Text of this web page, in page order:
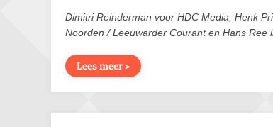
Dimitri Reinderman voor HDC Media, Henk
Noorden / Leeuwarder Courant en Hans Ree
Lees meer >